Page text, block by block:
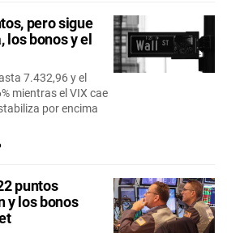
pero sigue
los bonos y el
7.432,96 y el
mientras el VIX cae
por encima
puntos
y los bonos